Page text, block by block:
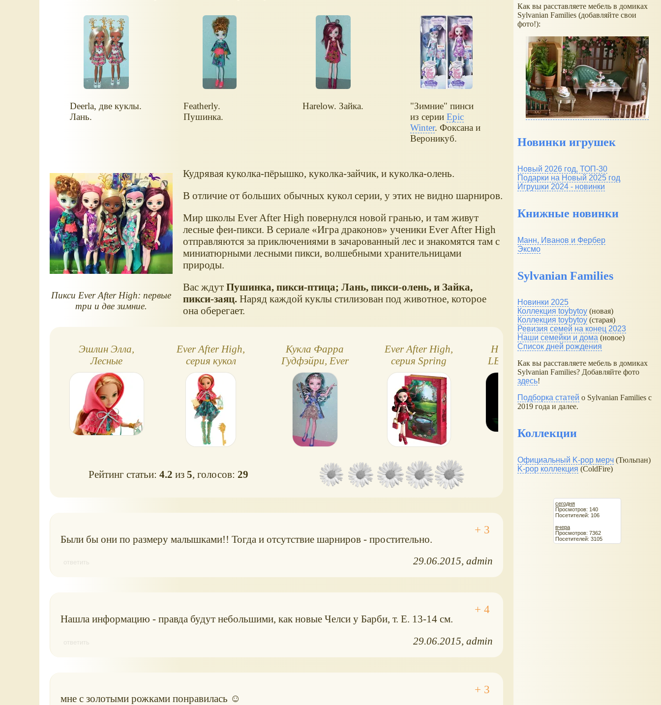
Deerla, две куклы.
Лань.
Featherly.
Пушинка.
Harelow. Зайка.
"Зимние" пинси
из серии Epic
Winter. Фоксана и
Вероникуб.
Пикси Ever After High: первые
три и две зимние.
Кудрявая куколка-пёрышко, куколка-зайчик, и куколка-олень.
В отличие от больших обычных кукол серии, у этих не видно шарниров.
Мир школы Ever After High повернулся новой гранью, и там живут
лесные феи-пикси. В сериале «Игра драконов» ученики Ever After High
отправляются за приключениями в зачарованный лес и знакомятся там с
миниатюрными лесными пикси, волшебными хранительницами
природы.
Вас ждут Пушинка, пикси-птица; Лань, пикси-олень, и Зайка,
пикси-заяц.Наряд каждой куклы стилизован под животное, которое
она оберегает.
Эшлин Элла,
Лесные
приключения, Ever
After High
Ever After High,
серия кукол
Through The Woods
(Лесные
приключения)
Кукла Фарра
Гудфэйри, Ever
After High
Ever After High,
серия Spring
Unsprung (Сказка
наизнанку)
Новые наборы
LEGO ® Wicked
Сказочный лес
Волшебный
Sylvanian
Рейтинг статьи:4.2 из5, голосов:29
Были бы они по размеру малышками!! Тогда и отсутствие шарниров - простительно.
ответить 29.06.2015 admin
Нашла информацию - правда будут небольшими, как новые Челси у Барби, т. Е. 13-14 см.
ответить 29.06.2015 admin
мне с золотыми рожками понравилась ☺
Как вы расставляете мебель в домиках
Sylvanian Families (добавляйте свои
фото!):
Новинки игрушек
Новый 2026 год, ТОП-30
Подарки на Новый 2025 год
Игрушки 2024 - новинки
Книжные новинки
Манн, Иванов и Фербер
Эксмо
Sylvanian Families
Новинки 2025
Коллекция toybytoy (новая)
Коллекция toybytoy (старая)
Ревизия семей на конец 2023
Наши семейки и дома (новое)
Список дней рождения
Как вы расставляете мебель в домиках
Sylvanian Families? Добавляйте фото
здесь!
Подборка статей о Sylvanian Families с
2019 года и далее.
Коллекции
Официальный K-pop мерч (Тюльпан)
K-pop коллекция (ColdFire)
сегодня
Просмотров: 140
Посетителей: 106
вчера
Просмотров: 7362
Посетителей: 3105